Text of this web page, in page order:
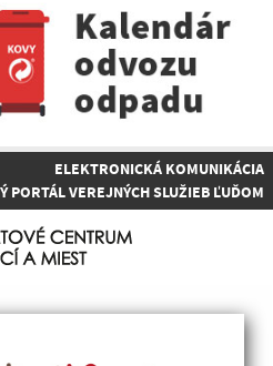
ELEKTRONICKÁ KOMUNIKÁCIA
PORTÁL VEREJNÝCH SLUŽIEB ĽUĎOM